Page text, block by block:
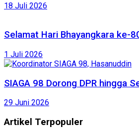
18 Juli 2026
Selamat Hari Bhayangkara ke-
1 Juli 2026
SIAGA 98 Dorong DPR hingga
29 Juni 2026
Artikel Terpopuler